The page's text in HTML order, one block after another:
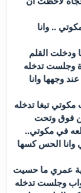
.. وانا
القلم
وجلست تدخله
وجهها وانا
تبغا تدخله
فوق وتحت
في مكوتي..
الحس كسها
عمري ما حسيت
وجلست تدخله